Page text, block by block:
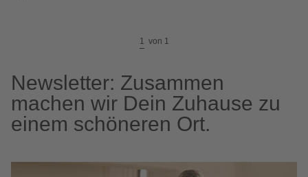
1 von 1
Newsletter: Zusammen
machen wir Dein Zuhause zu
einem schöneren Ort.